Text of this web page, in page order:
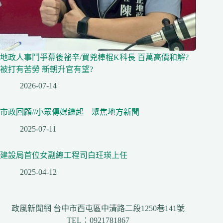
地政人事鬥爭幕後祕辛/買兇棒棍K科長 百萬高價和解?
被打有苦勞 新朝升官有望?
2026-07-14
市政回顧//小眾傳媒繼起 聚焦地方新聞
2025-07-11
建設局首位女副總工程司白玨瑛上任
2025-04-12
政風新聞網 台中市西屯區中清路二段1250巷141號
TEL：0921781867